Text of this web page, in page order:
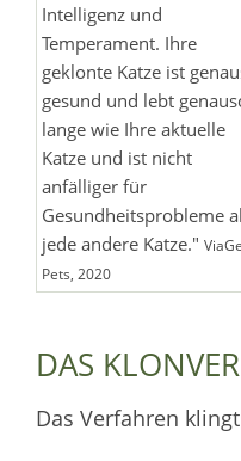
Intelligenz und
Temperament. Ihre
geklonte Katze ist
gesund und lebt
lange wie Ihre aktuelle
Katze und ist nicht
anfälliger für
Gesundheitsprobleme
jede andere Katze."
Pets, 2020
DAS
Das Verfahren